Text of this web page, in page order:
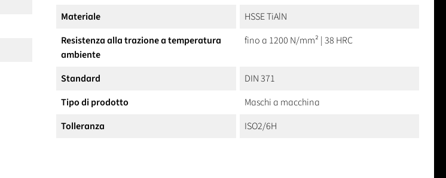
Materiale
HSSE TiAlN
Resistenza alla trazione a temperatura
ambiente
fino a 1200 N/mm² | 38 HRC
Standard
DIN 371
Tipo di prodotto
Maschi a macchina
Tolleranza
ISO2/6H